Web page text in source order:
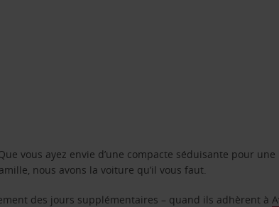
vous ayez envie d’une compacte séduisante pour
nous avons la voiture qu’il vous faut.
des jours supplémentaires – quand ils adhèrent à